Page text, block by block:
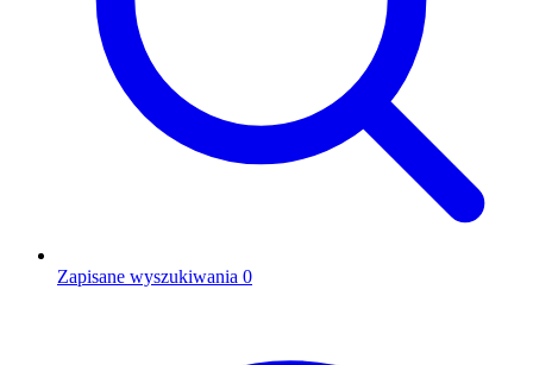
Zapisane wyszukiwania 0